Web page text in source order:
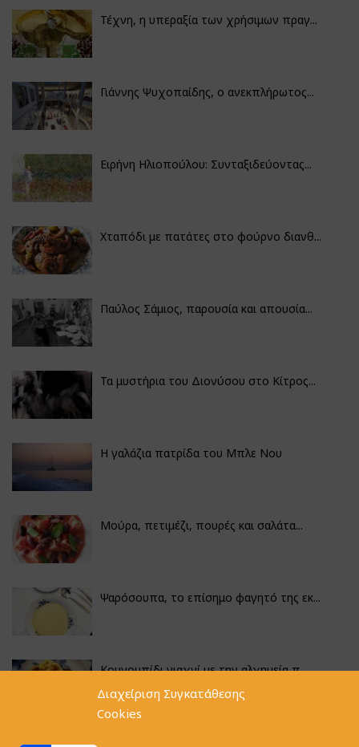
Διαχείριση Συγκατάθεσης
Cookies
Τέχνη, η υπεραξία των χρήσιμων πραγ...
Γιάννης Ψυχοπαίδης, ο ανεκπλήρωτος...
Ειρήνη Ηλιοπούλου: Συνταξιδεύοντας...
Χταπόδι με πατάτες στο φούρνο διανθ...
Παύλος Σάμιος, παρουσία και απουσία...
Τα μυστήρια του Διονύσου στο Κίτρος...
Η γαλάζια πατρίδα του Μπλε Νου
Μούρα, πετιμέζι, πουρές και σαλάτα...
Ψαρόσουπα, το επίσημο φαγητό της εκ...
Κουνουπίδι γιαχνί με την αλχημεία π...